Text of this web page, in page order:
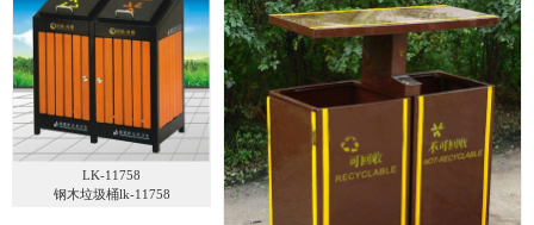
LK-11758
钢木垃圾桶lk-11758